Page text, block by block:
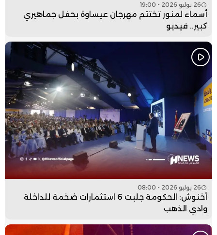
26 يوليو 2026 - 19:00
أسماء لمنور تختتم مهرجان عيساوة بحفل جماهيري
كبير.. فيديو
26 يوليو 2026 - 08:00
أخنوش: الحكومة جلبت 6 استثمارات ضخمة للداخلة
وادي الذهب